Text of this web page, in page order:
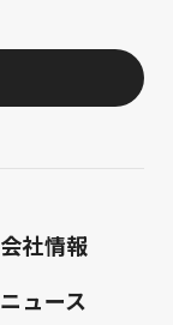
会社情報
ニュース